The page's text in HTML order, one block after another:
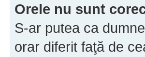
Orele nu sunt
S-ar putea ca
orar diferit faţă de